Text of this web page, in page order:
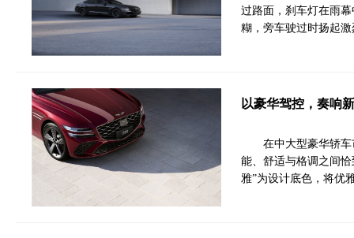
过路面，刹车灯在雨
糊，旁车驶过时扬起
以豪华驾控，奏响
在中大型豪华轿
能、舒适与格调之间
雅”为设计底色，将优